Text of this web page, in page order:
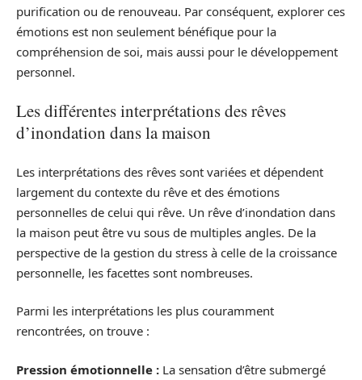
purification ou de renouveau. Par conséquent, explorer ces
émotions est non seulement bénéfique pour la
compréhension de soi, mais aussi pour le développement
personnel.
Les différentes interprétations des rêves
d’inondation dans la maison
Les interprétations des rêves sont variées et dépendent
largement du contexte du rêve et des émotions
personnelles de celui qui rêve. Un rêve d’inondation dans
la maison peut être vu sous de multiples angles. De la
perspective de la gestion du stress à celle de la croissance
personnelle, les facettes sont nombreuses.
Parmi les interprétations les plus couramment
rencontrées, on trouve :
Pression émotionnelle : La sensation d’être submergé